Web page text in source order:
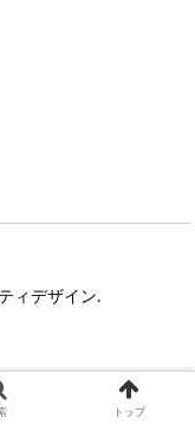
ィデザイン.
トップ